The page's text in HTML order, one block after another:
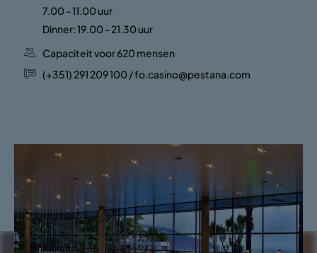
7.00 - 11.00 uur
Dinner: 19.00 - 21.30 uur
Capaciteit voor 620 mensen
(+351) 291 209 100 / fo.casino@pestana.com